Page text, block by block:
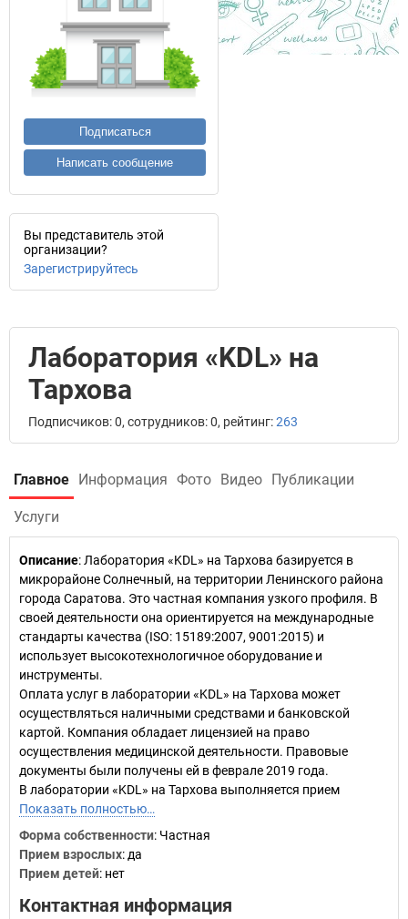
Подписаться
Написать сообщение
Вы представитель этой
организации?
Зарегистрируйтесь
Лаборатория «KDL» на
Тархова
Подписчиков: 0, сотрудников: 0, рейтинг:263
Главное Информация Фото Видео Публикации
Услуги
Описание: Лаборатория «KDL» на Тархова базируется в
микрорайоне Солнечный, на территории Ленинского района
города Саратова. Это частная компания узкого профиля. В
своей деятельности она ориентируется на международные
стандарты качества (ISO: 15189:2007, 9001:2015) и
использует высокотехнологичное оборудование и
инструменты.
Оплата услуг в лаборатории «KDL» на Тархова может
осуществляться наличными средствами и банковской
картой. Компания обладает лицензией на право
осуществления медицинской деятельности. Правовые
документы были получены ей в феврале 2019 года.
В лаборатории «KDL» на Тархова выполняется прием
Показать полностью…
Форма собственности: Частная
Прием взрослых: да
Прием детей: нет
Контактная информация